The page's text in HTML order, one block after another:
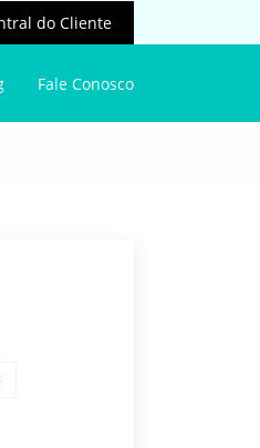
do Cliente
Fale Conosco